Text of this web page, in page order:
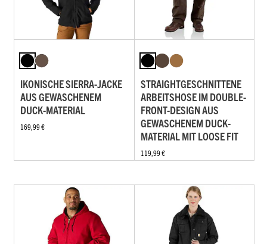
IKONISCHE SIERRA-JACKE
AUS GEWASCHENEM
DUCK-MATERIAL
169,99 €
STRAIGHTGESCHNITTENE
ARBEITSHOSE IM DOUBLE-
FRONT-DESIGN AUS
GEWASCHENEM DUCK-
MATERIAL MIT LOOSE FIT
119,99 €